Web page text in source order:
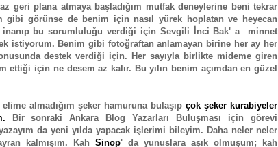
geri plana atmaya başladığım mutfak deneylerine beni tekrar
görünse de benim için nasıl yürek hoplatan ve heyecan
inanıp bu sorumluluğu verdiği için Sevgili İnci Bak' a minnet
istiyorum. Benim gibi fotoğraftan anlamayan birine her ay her
destek verdiği için. Her sayıyla birlikte mideme giren
ettiği için ne desem az kalır. Bu yılın benim açımdan en güzel
almadığım şeker hamuruna bulaşıp çok şeker kurabiyeler
Bir sonraki Ankara Blog Yazarları Buluşması için görevi
da yeni yılda yapacak işlerimi bileyim. Daha neler neler
kalmışım. Kah Sinop' da yunuslara aşık olmuşum; kah